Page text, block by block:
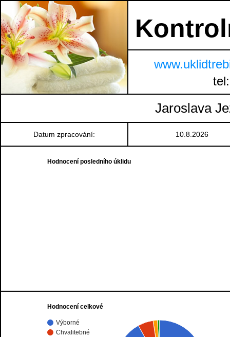
Jaroslava
Datum zpracování: 10.8.2026
Hodnocení posledního úklidu
Hodnocení celkové
Výborné
Chvalitebné